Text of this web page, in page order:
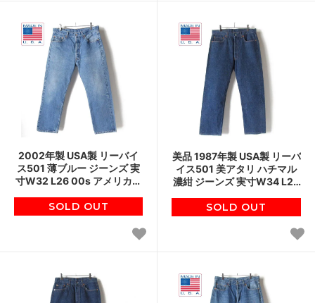
2002年製 USA製 リーバイ
ス501 薄ブルー ジーンズ 実
寸W32 L26 00s アメリカ製
SOLD OUT
美品 1987年製 USA製 リーバ
イス501 美アタリ ハチマル
濃紺 ジーンズ 実寸W34 L29
ージ D150
SOLD OUT